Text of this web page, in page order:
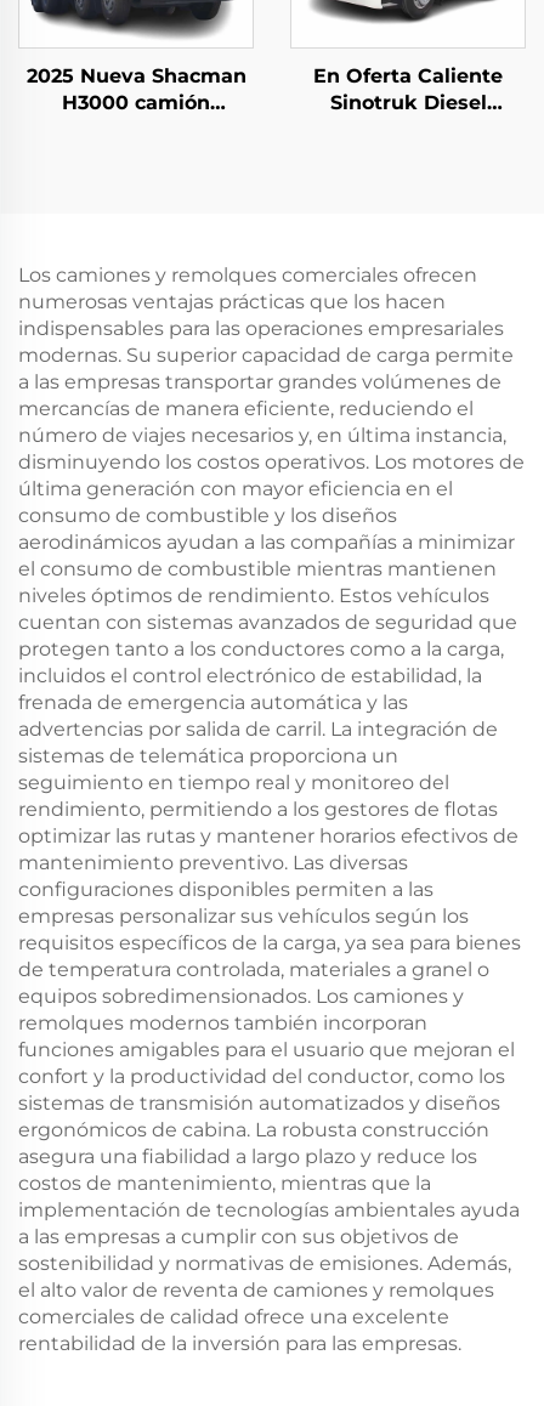
2025 Nueva Shacman
H3000 camión
En Oferta Caliente
Sinotruk Diesel
Los camiones y remolques comerciales ofrecen
numerosas ventajas prácticas que los hacen
indispensables para las operaciones empresariales
modernas. Su superior capacidad de carga permite
a las empresas transportar grandes volúmenes de
mercancías de manera eficiente, reduciendo el
número de viajes necesarios y, en última instancia,
disminuyendo los costos operativos. Los motores de
última generación con mayor eficiencia en el
consumo de combustible y los diseños
aerodinámicos ayudan a las compañías a minimizar
el consumo de combustible mientras mantienen
niveles óptimos de rendimiento. Estos vehículos
cuentan con sistemas avanzados de seguridad que
protegen tanto a los conductores como a la carga,
incluidos el control electrónico de estabilidad, la
frenada de emergencia automática y las
advertencias por salida de carril. La integración de
sistemas de telemática proporciona un
seguimiento en tiempo real y monitoreo del
rendimiento, permitiendo a los gestores de flotas
optimizar las rutas y mantener horarios efectivos de
mantenimiento preventivo. Las diversas
configuraciones disponibles permiten a las
empresas personalizar sus vehículos según los
requisitos específicos de la carga, ya sea para bienes
de temperatura controlada, materiales a granel o
equipos sobredimensionados. Los camiones y
remolques modernos también incorporan
funciones amigables para el usuario que mejoran el
confort y la productividad del conductor, como los
sistemas de transmisión automatizados y diseños
ergonómicos de cabina. La robusta construcción
asegura una fiabilidad a largo plazo y reduce los
costos de mantenimiento, mientras que la
implementación de tecnologías ambientales ayuda
a las empresas a cumplir con sus objetivos de
sostenibilidad y normativas de emisiones. Además,
el alto valor de reventa de camiones y remolques
comerciales de calidad ofrece una excelente
rentabilidad de la inversión para las empresas.